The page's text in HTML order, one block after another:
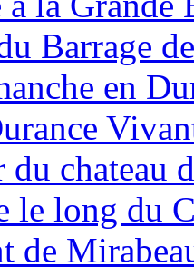
Barrage
en
chateau
le long du
de